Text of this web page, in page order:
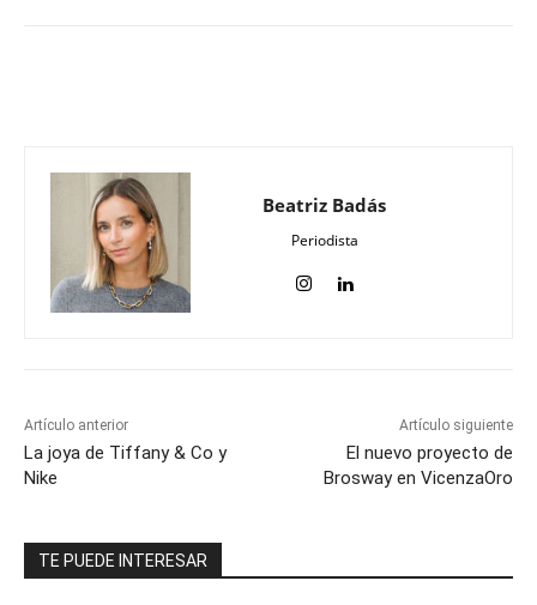
Beatriz Badás
Periodista
Artículo anterior
La joya de Tiffany & Co y
Nike
Artículo siguiente
El nuevo proyecto de
Brosway en VicenzaOro
TE PUEDE INTERESAR